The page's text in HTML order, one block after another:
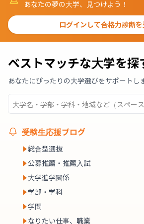
あなたの夢の大学、見つけよう！
ログインして合格力診断
ベストマッチな大学を探
あなたにぴったりの大学選びをサポートし
受験生応援ブログ
総合型選抜
公募推薦・推薦入試
大学進学関係
学部・学科
学問
なりたい仕事、職業